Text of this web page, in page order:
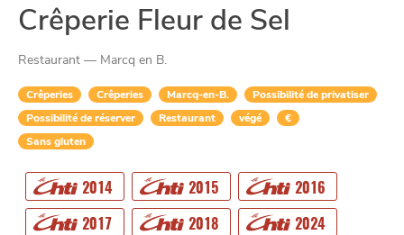
Crêperie Fleur de Sel
Restaurant — Marcq en B.
Crêperies Crêperies Marcq-en-B.
Possibilité de privatiser
Possibilité de réserver
Restaurant végé
€
Sans gluten
2014 2015
2016
2017
2018
2024
CHTITE
CANAILLE